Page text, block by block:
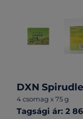
DXN Spirudle
4 csomag x 75 g
Tagsági ár: 2